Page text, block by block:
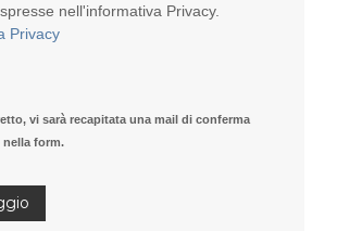
nell'informativa Privacy.
Privacy
vi sarà recapitata una mail di conferma
form.